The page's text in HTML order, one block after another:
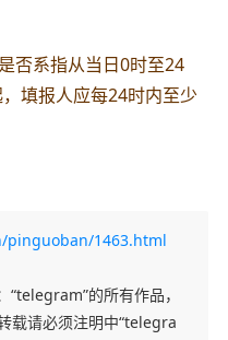
否系指从当日0时至24
填报人应每24时内至少
pinguoban/1463.html
“telegram”的所有作品，
载请必须注明中“telegra